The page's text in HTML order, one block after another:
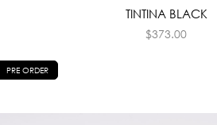
TINTINA BLACK
$373.00
PRE ORDER